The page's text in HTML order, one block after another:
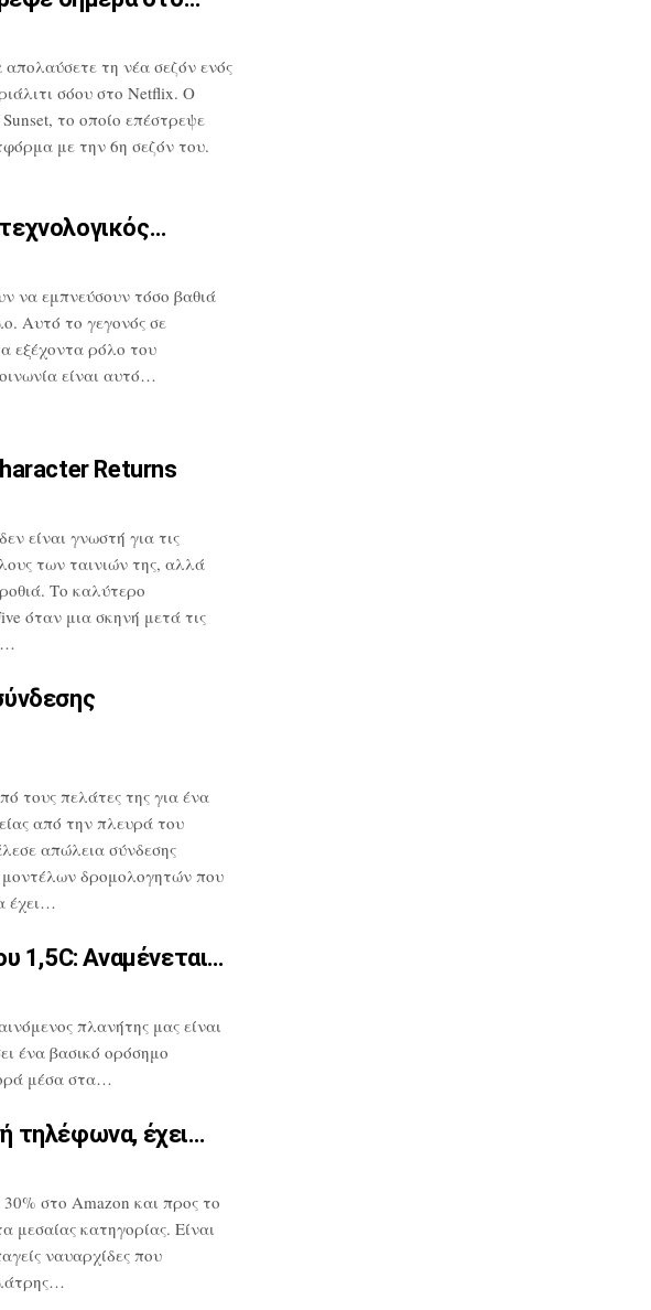
τη νέα σεζόν ενός
σόου στο Netflix. Ο
το οποίο επέστρεψε
με την 6η σεζόν του.
ναεμπνεύσουν τόσο βαθιά
Αυτό το γεγονός σε
εξέχοντα ρόλο του
είναι αυτό…
Returns
είναι γνωστή για τις
των ταινιών της, αλλά
Το καλύτερο
όταν μιασκηνή μετά τις
τους πελάτεςτης για ένα
από την πλευρά του
απώλεια σύνδεσης
δρομολογητών που
έχει…
1,5C: Αναμένεται…
πλανήτης μαςείναι
έναβασικό ορόσημο
μέσα στα…
τηλέφωνα, έχει…
στο Amazon και προς το
μεσαίας κατηγορίας. Είναι
ναυαρχίδεςπου